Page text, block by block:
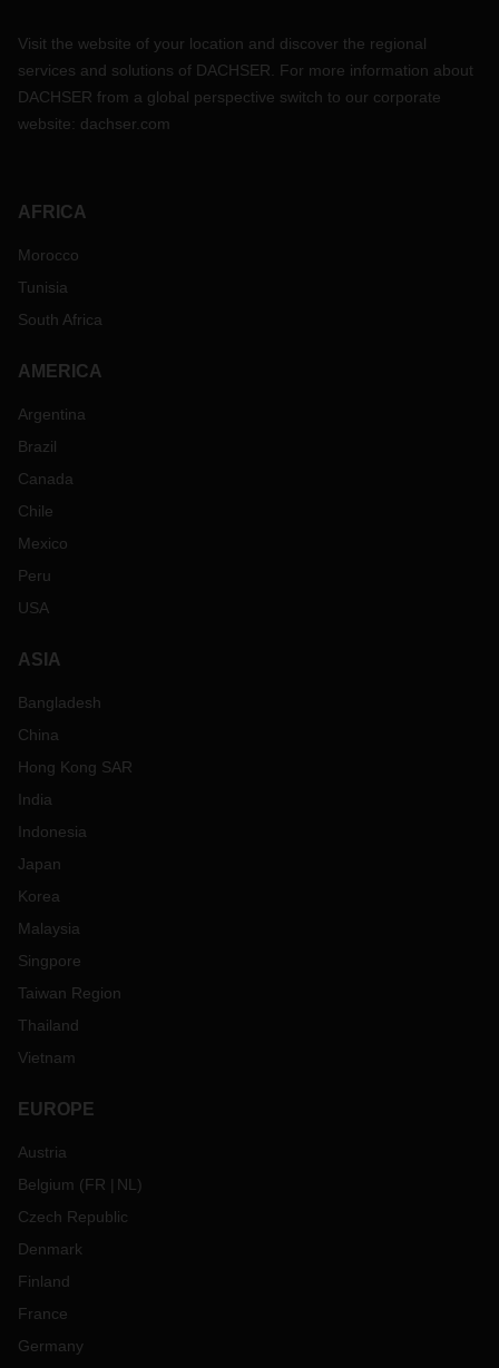
Visit the website of your location and discover the regional
services and solutions of DACHSER. For more information about
DACHSER from a global perspective switch to our corporate
website: dachser.com
AFRICA
Morocco
Tunisia
South Africa
AMERICA
Argentina
Brazil
Canada
Chile
Mexico
Peru
USA
ASIA
Bangladesh
China
Hong Kong SAR
India
Indonesia
Japan
Korea
Malaysia
Singpore
Taiwan Region
Thailand
Vietnam
EUROPE
Austria
Belgium (FR NL )
Czech Republic
Denmark
Finland
France
Germany